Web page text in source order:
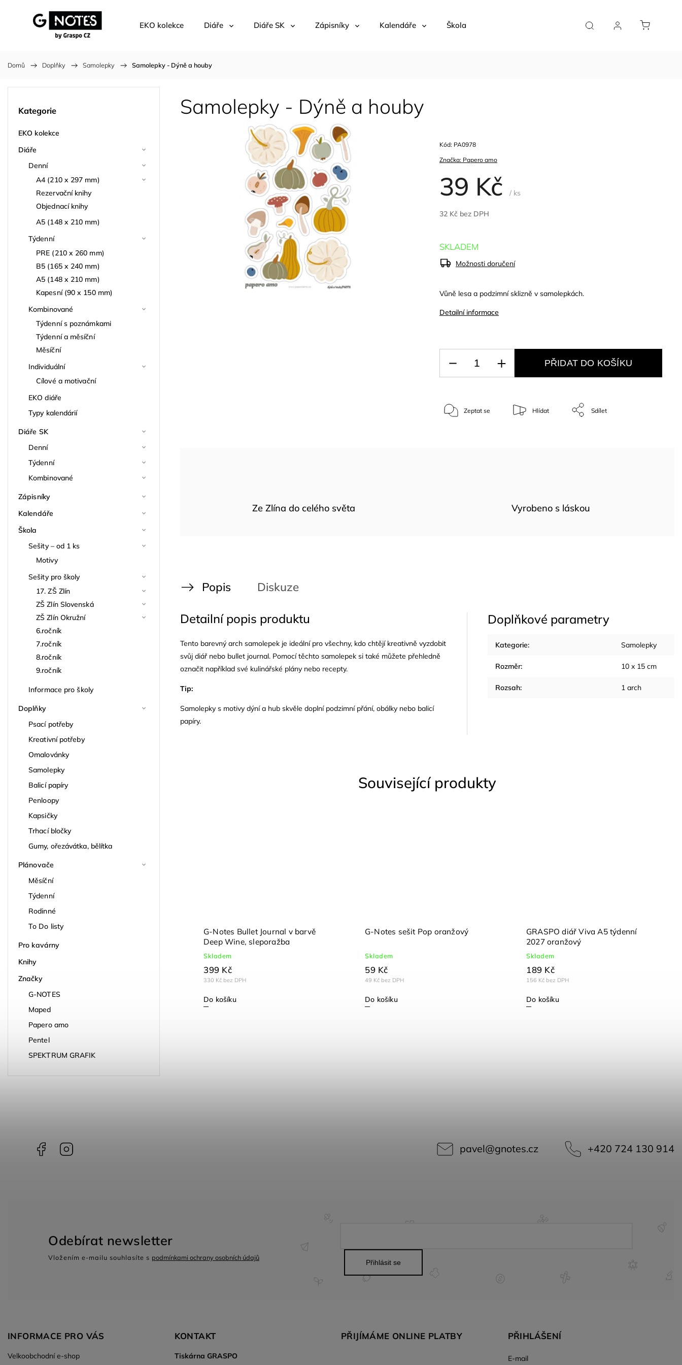
EKO kolekce Diáře Diáře SK Zápisníky Kalendáře Škola Plánovače Pro kavárny
Domů / Doplňky / Samolepky / Samolepky - Dýně a houby
Kategorie
EKO kolekce
Diáře
Denní
A4 (210 x 297 mm)
Rezervační knihy
Objednací knihy
A5 (148 x 210 mm)
Týdenní
PRE (210 x 260 mm)
B5 (165 x 240 mm)
A5 (148 x 210 mm)
Kapesní (90 x 150 mm)
Kombinované
Týdenní s poznámkami
Týdenní a měsíční
Měsíční
Individuální
Cílové a motivační
EKO diáře
Typy kalendárií
Diáře SK
Denní
Týdenní
Kombinované
Zápisníky
Kalendáře
Škola
Sešity – od 1 ks
Motivy
Sešity pro školy
17. ZŠ Zlín
ZŠ Zlín Slovenská
ZŠ Zlín Okružní
6.ročník
7.ročník
8.ročník
9.ročník
Informace pro školy
Doplňky
Psací potřeby
Kreativní potřeby
Omalovánky
Samolepky
Balicí papíry
Penloopy
Kapsičky
Trhací bločky
Gumy, ořezávátka, bělítka
Plánovače
Měsíční
Týdenní
Rodinné
To Do listy
Pro kavárny
Knihy
Značky
G-NOTES
Maped
Papero amo
Pentel
SPEKTRUM GRAFIK
Samolepky - Dýně a houby
Značka: Papero amo
39 Kč / ks
32 Kč bez DPH
Kód: PA0978
Vůně lesa a podzimní sklizně v samolepkách.
Detailní informace
SKLADEM
Možnosti doručení
PŘIDAT DO KOŠÍKU
Zeptat se Hlídat Sdílet
Ze Zlína do celého světa Vyrobeno s láskou
Popis Diskuze
Detailní popis produktu
Tento barevný arch samolepek je ideální pro všechny, kdo chtějí kreativně vyzdobit
svůj diář nebo bullet journal. Pomocí těchto samolepek si také můžete přehledně
označit například své kulinářské plány nebo recepty.
Tip:
Samolepky s motivy dýní a hub skvěle doplní podzimní přání, obálky nebo balicí
papíry.
Doplňkové parametry
Kategorie: Samolepky
Rozměr: 10 x 15 cm
Rozsah: 1 arch
Související produkty
G-Notes Bullet Journal v barvě
Deep Wine, sleporažba
Skladem
330 Kč bez DPH
399 Kč
Do košíku
G-Notes sešit Pop oranžový
Skladem
49 Kč bez DPH
59 Kč
Do košíku
GRASPO diář Viva A5 týdenní
2027 oranžový
Skladem
156 Kč bez DPH
189 Kč
Do košíku
Facebook pavel@gnotes.cz +420 724 130 914
INFORMACE PRO VÁS
Velkoobchodní e-shop
KONTAKT
Tiskárna GRASPO
PŘIJÍMÁME ONLINE PLATBY PŘIHLÁŠENÍ
E-mail
Odebírat newsletter
Vložením e-mailu souhlasíte s podmínkami ochrany osobních údajů
Přihlásit se